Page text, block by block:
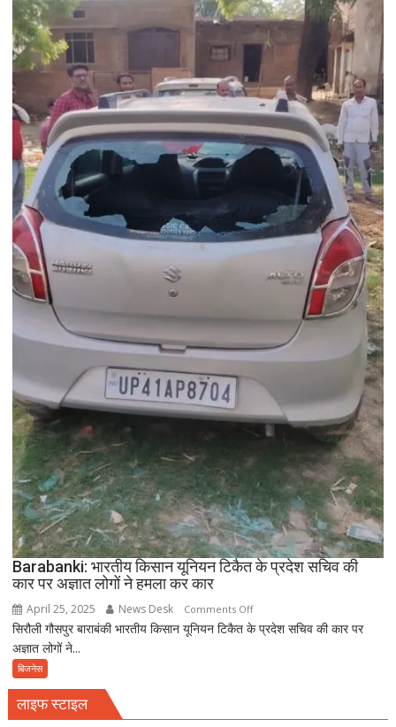
Barabanki: भारतीय किसान यूनियन टिकैत के प्रदेश सचिव की
कार पर अज्ञात लोगों ने हमला कर कार
April 25, 2025 News Desk Comments Offon
Barabanki:
सिरौली गौसपुर बाराबंकी भारतीय किसान यूनियन टिकैत के प्रदेश सचिव की कार पर
अज्ञात लोगों ने...
बिजनेस
लाइफ स्टाइल